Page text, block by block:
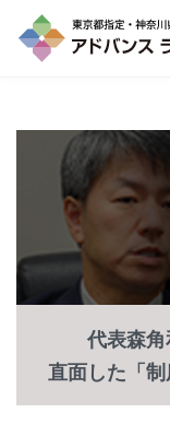
代表森
直面した「制